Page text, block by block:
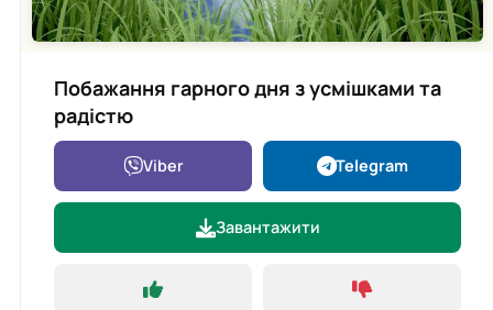
Побажання гарного дня з усмішками та
радістю
Viber Telegram
Завантажити